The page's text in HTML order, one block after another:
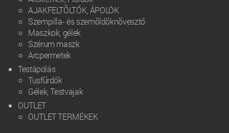
AJAKFELTÖLTŐK, ÁPOLÓK
Szempilla- és szemöldöknövesztő
Maszkok, gélek
Szérum maszk
Arcpermetek
Testápolás
Tusfürdők
Gélek, Testvajak
OUTLET
OUTLET TERMÉKEK